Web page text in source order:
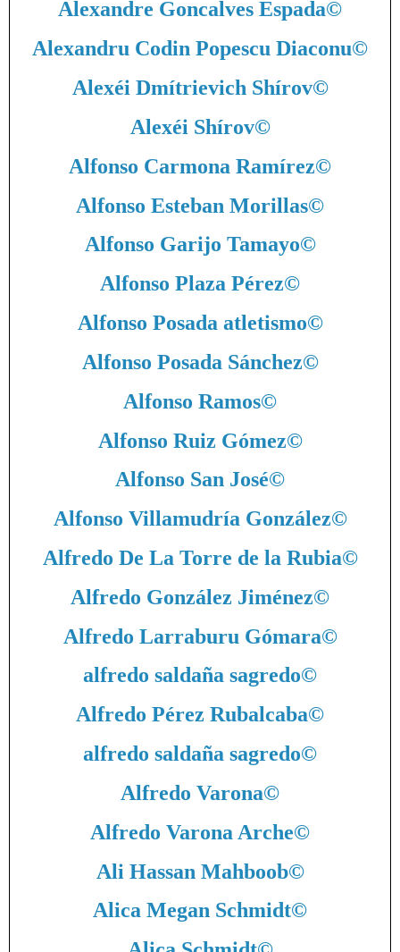
Alexandre Goncalves Espada©
Alexandru Codin Popescu Diaconu©
Alexéi Dmítrievich Shírov©
Alexéi Shírov©
Alfonso Carmona Ramírez©
Alfonso Esteban Morillas©
Alfonso Garijo Tamayo©
Alfonso Plaza Pérez©
Alfonso Posada atletismo©
Alfonso Posada Sánchez©
Alfonso Ramos©
Alfonso Ruiz Gómez©
Alfonso San José©
Alfonso Villamudría González©
Alfredo De La Torre de la Rubia©
Alfredo González Jiménez©
Alfredo Larraburu Gómara©
alfredo saldaña sagredo©
Alfredo Pérez Rubalcaba©
alfredo saldaña sagredo©
Alfredo Varona©
Alfredo Varona Arche©
Ali Hassan Mahboob©
Alica Megan Schmidt©